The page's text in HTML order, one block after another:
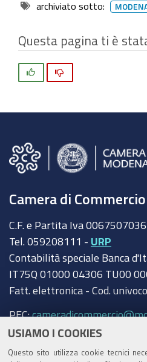
USIAMO I COOKIES
Questo sito utilizza cookie tecnici
archiviato sotto:
Questa pagina ti è
Camera di Commercio
C.F. e Partita Iva
Tel. 059208111 - URP
Contabilità speciale Banca
IT75Q 01000 04306 TU00
Fatt. elettronica - Cod.
PEC:
Trasparenza